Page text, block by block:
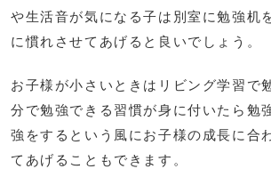
や生活音が気になる子は別室に勉強机
に慣れさせてあげると良いでしょう。
お子様が小さいときはリビング学習で
分で勉強できる習慣が身に付いたら勉
強をするという風にお子様の成長に合
てあげることもできます。